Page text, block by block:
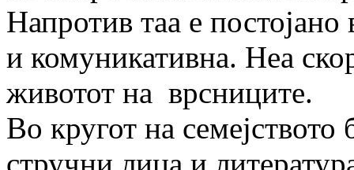
Напротив таа е
и комуникативна. Неа
животот на врсниците.
Во кругот на